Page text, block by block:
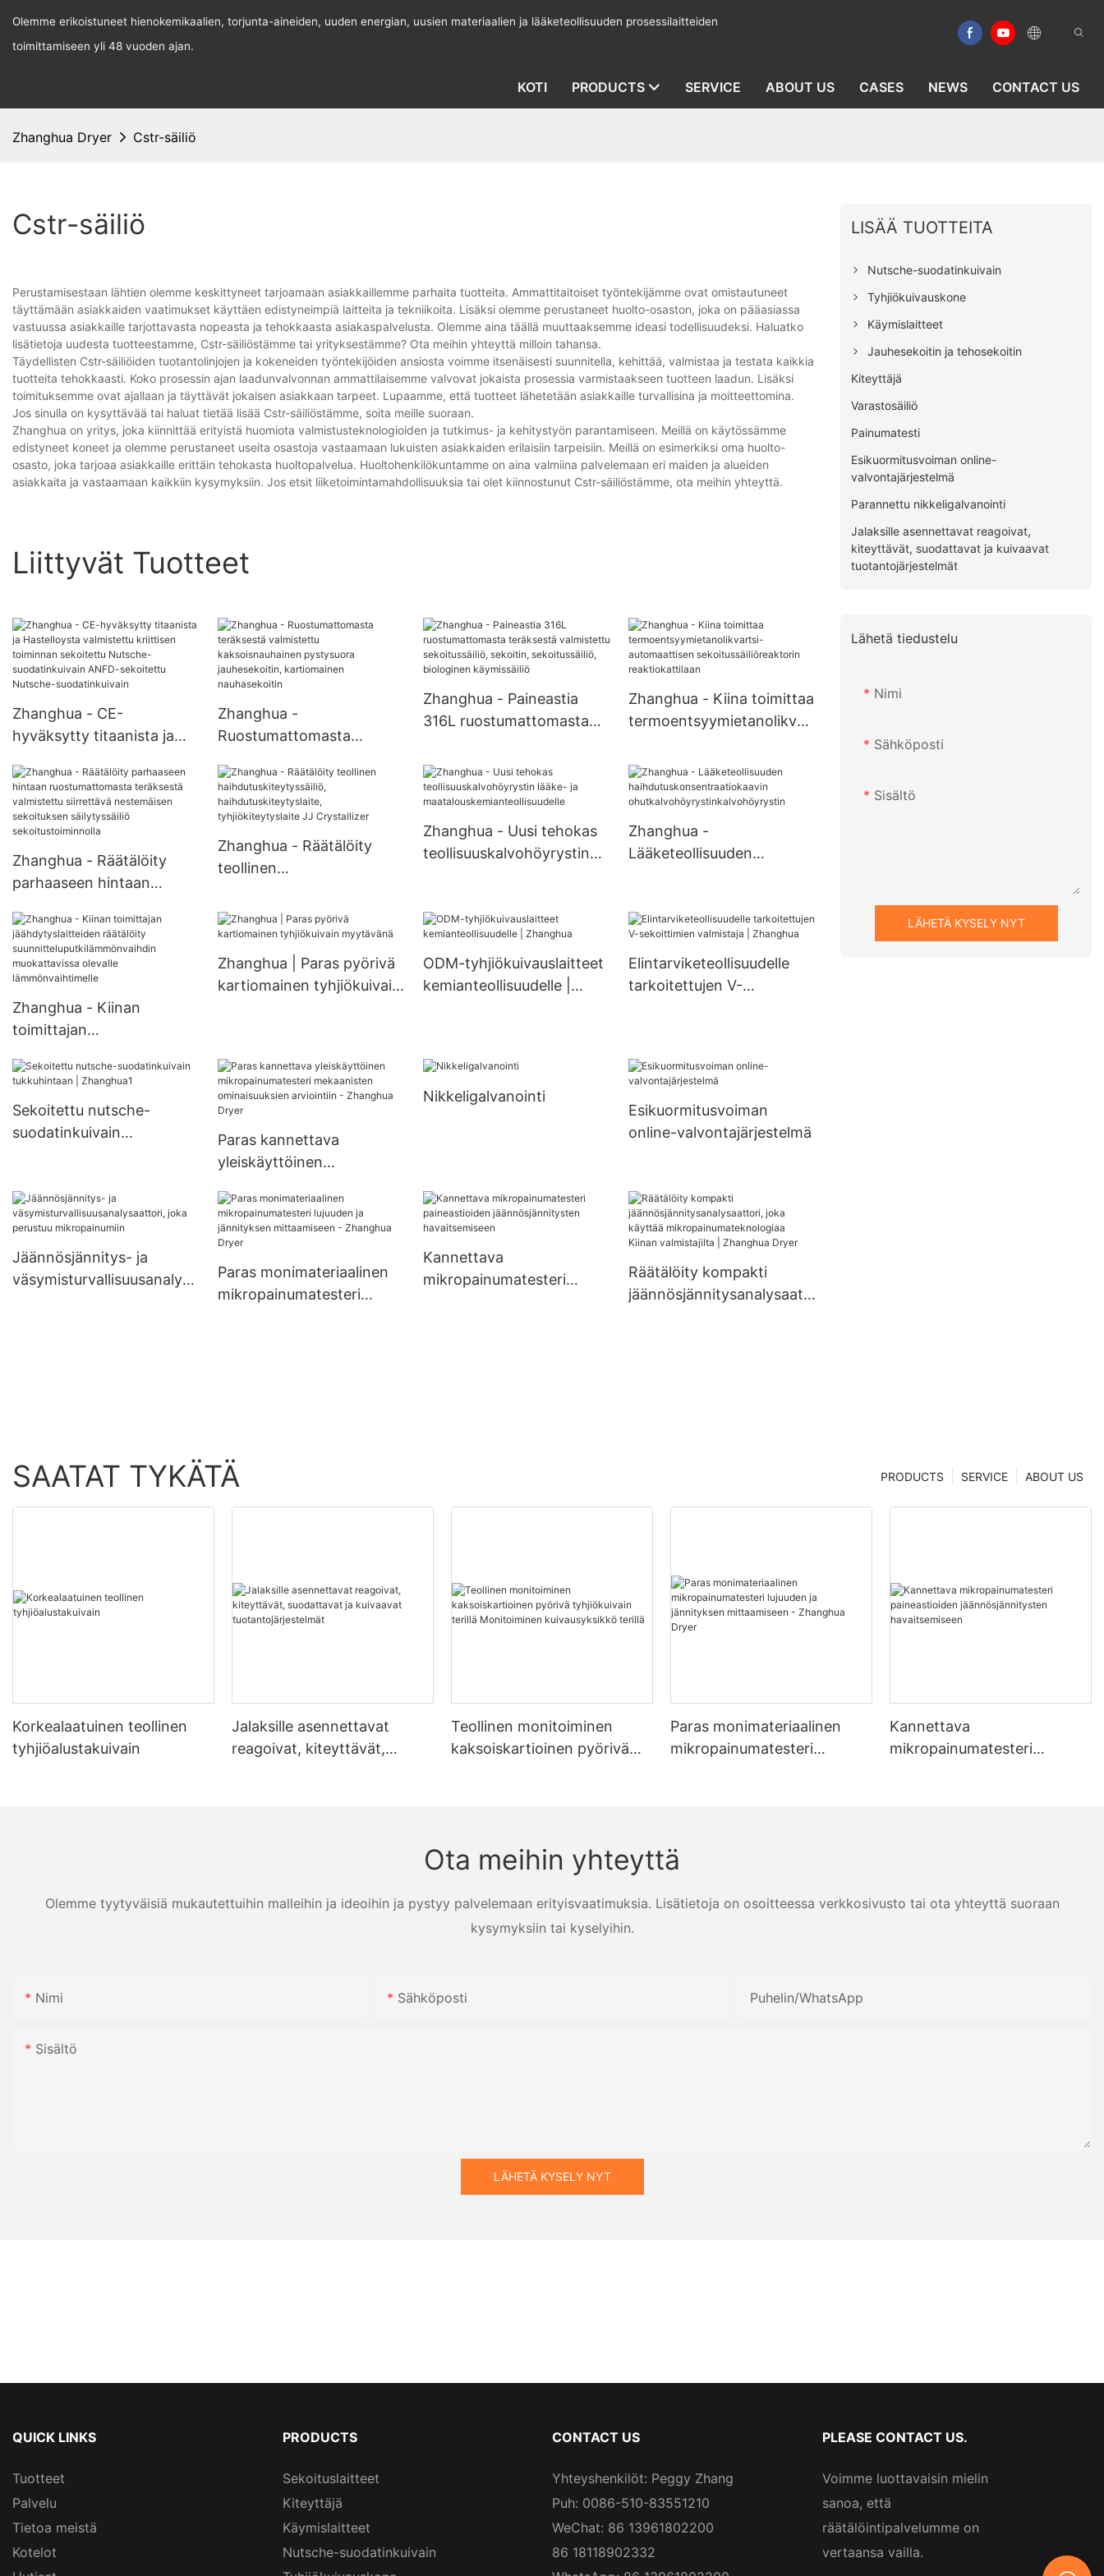
Olemme erikoistuneet hienokemikaalien, torjunta-aineiden, uuden energian, uusien materiaalien ja lääketeollisuuden prosessilaitteiden
toimittamiseen yli 48 vuoden ajan.
KOTI PRODUCTS SERVICE ABOUT US CASES NEWS CONTACT US
Zhanghua Dryer Cstr-säiliö
Cstr-säiliö
Perustamisestaan ​​lähtien olemme keskittyneet tarjoamaan asiakkaillemme parhaita tuotteita. Ammattitaitoiset työntekijämme ovat omistautuneet
täyttämään asiakkaiden vaatimukset käyttäen edistyneimpiä laitteita ja tekniikoita. Lisäksi olemme perustaneet huolto-osaston, joka on pääasiassa
vastuussa asiakkaille tarjottavasta nopeasta ja tehokkaasta asiakaspalvelusta. Olemme aina täällä muuttaaksemme ideasi todellisuudeksi. Haluatko
lisätietoja uudesta tuotteestamme, Cstr-säiliöstämme tai yrityksestämme? Ota meihin yhteyttä milloin tahansa.
Täydellisten Cstr-säiliöiden tuotantolinjojen ja kokeneiden työntekijöiden ansiosta voimme itsenäisesti suunnitella, kehittää, valmistaa ja testata kaikkia
tuotteita tehokkaasti. Koko prosessin ajan laadunvalvonnan ammattilaisemme valvovat jokaista prosessia varmistaakseen tuotteen laadun. Lisäksi
toimituksemme ovat ajallaan ja täyttävät jokaisen asiakkaan tarpeet. Lupaamme, että tuotteet lähetetään asiakkaille turvallisina ja moitteettomina.
Jos sinulla on kysyttävää tai haluat tietää lisää Cstr-säiliöstämme, soita meille suoraan.
Zhanghua on yritys, joka kiinnittää erityistä huomiota valmistusteknologioiden ja tutkimus- ja kehitystyön parantamiseen. Meillä on käytössämme
edistyneet koneet ja olemme perustaneet useita osastoja vastaamaan lukuisten asiakkaiden erilaisiin tarpeisiin. Meillä on esimerkiksi oma huolto-
osasto, joka tarjoaa asiakkaille erittäin tehokasta huoltopalvelua. Huoltohenkilökuntamme on aina valmiina palvelemaan eri maiden ja alueiden
asiakkaita ja vastaamaan kaikkiin kysymyksiin. Jos etsit liiketoimintamahdollisuuksia tai olet kiinnostunut Cstr-säiliöstämme, ota meihin yhteyttä.
Liittyvät Tuotteet
Zhanghua - CE-
hyväksytty titaanista ja
kriittisen toiminnan
sekoitettu Nutsche-
suodatinkuivain ANFD-
suodatinkuivain
Zhanghua -
Ruostumattomasta
kaksoisnauhainen
pystysuora jauhesekoitin,
kartiomainen
nauhasekoitin
Zhanghua - Paineastia
316L ruostumattomasta
sekoitussäiliö, sekoitin,
sekoitussäiliö, biologinen
käymissäiliö
Zhanghua - Kiina toimittaa
termoentsyymietanolikvar
sekoitussäiliöreaktorin
reaktiokattilaan
Zhanghua - Räätälöity
parhaaseen hintaan
teräksestä valmistettu
siirrettävä nestemäisen
sekoituksen säilytyssäiliö
Zhanghua - Räätälöity
teollinen
haihdutuskiteytyslaite,
tyhjiökiteytyslaite JJ
Crystallizer
Zhanghua - Uusi tehokas
teollisuuskalvohöyrystin
elle
Zhanghua -
Lääketeollisuuden
ohutkalvohöyrystinkalvoh
öyrystin
Zhanghua - Kiinan
toimittajan
räätälöity
hdin muokattavissa
olevalle lämmönvaihtimelle
Zhanghua | Paras pyörivä
kartiomainen tyhjiökuivain
ODM-tyhjiökuivauslaitteet
kemianteollisuudelle |
Elintarviketeollisuudelle
tarkoitettujen V-
Sekoitettu nutsche-
suodatinkuivain
Paras kannettava
yleiskäyttöinen
mekaanisten
ominaisuuksien arviointiin
- Zhanghua Dryer
Nikkeligalvanointi
Esikuormitusvoiman
online-valvontajärjestelmä
Jäännösjännitys- ja
väsymisturvallisuusanalysa
Paras monimateriaalinen
mikropainumatesteri
Kannettava
mikropainumatesteri
Räätälöity kompakti
jäännösjännitysanalysaatt
LISÄÄ TUOTTEITA
Nutsche-suodatinkuivain
Tyhjiökuivauskone
Käymislaitteet
Jauhesekoitin ja tehosekoitin
Kiteyttäjä
Varastosäiliö
Painumatesti
Esikuormitusvoiman online-
valvontajärjestelmä
Parannettu nikkeligalvanointi
Jalaksille asennettavat reagoivat,
kiteyttävät, suodattavat ja kuivaavat
tuotantojärjestelmät
Lähetä tiedustelu
Nimi
Sähköposti
Sisältö
LÄHETÄ KYSELY NYT
SAATAT TYKÄTÄ ABOUT US
SERVICE
PRODUCTS
Korkealaatuinen teollinen
tyhjiöalustakuivain
Jalaksille asennettavat
reagoivat, kiteyttävät,
Teollinen monitoiminen
kaksoiskartioinen pyörivä
Paras monimateriaalinen
mikropainumatesteri
Kannettava
mikropainumatesteri
Ota meihin yhteyttä
Olemme tyytyväisiä mukautettuihin malleihin ja ideoihin ja pystyy palvelemaan erityisvaatimuksia. Lisätietoja on osoitteessa verkkosivusto tai ota yhteyttä suoraan
kysymyksiin tai kyselyihin.
Nimi Sähköposti Puhelin/WhatsApp
Sisältö
LÄHETÄ KYSELY NYT
QUICK LINKS
Tuotteet
Palvelu
Tietoa meistä
Kotelot
PRODUCTS
Sekoituslaitteet
Kiteyttäjä
Käymislaitteet
Nutsche-suodatinkuivain
CONTACT US
Yhteyshenkilöt: Peggy Zhang
Puh: 0086-510-83551210
WeChat: 86 13961802200
86 18118902332
PLEASE CONTACT US.
Voimme luottavaisin mielin
sanoa, että
räätälöintipalvelumme on
vertaansa vailla.